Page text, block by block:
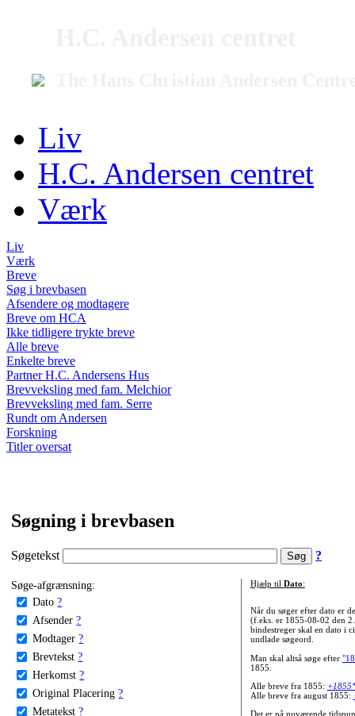
Liv
H.C. Andersen centret
Værk
Liv
Værk
Breve
Søg i brevbasen
Afsendere og modtagere
Breve om HCA
Ikke tidligere trykte breve
Alle breve
Enkelte breve
Partner H.C. Andersens Hus
Brevveksling med fam. Melchior
Brevveksling med fam. Serre
Rundt om Andersen
Forskning
Titler oversat
Søgning i brevbasen
Søgetekst ?
Søge-afgrænsning:
Dato ?
Afsender ?
Modtager ?
Brevtekst ?
Herkomst ?
Original Placering ?
Metatekst ?
Hjælp til Dato:
Når du søger efter dato er
(f.eks. er 1855-08-02 den
bindestreger skal en dato i
undlade søgeord.
Man skal altså søge efter
1855.
Alle breve fra 1855:
Alle breve fra august 1855:
Det er på nuværende